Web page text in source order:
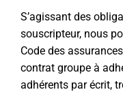
S’agissant des
souscripteur, nous
Code des
contrat groupe à
adhérents par écrit,